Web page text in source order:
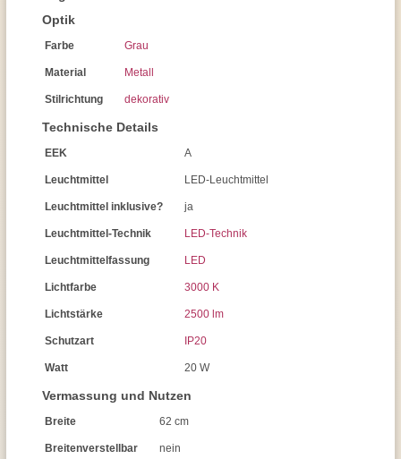
Optik
Farbe Grau
Material Metall
Stilrichtung dekorativ
Technische Details
EEK A
Leuchtmittel LED-Leuchtmittel
Leuchtmittel inklusive? ja
Leuchtmittel-Technik LED-Technik
Leuchtmittelfassung LED
Lichtfarbe 3000 K
Lichtstärke 2500 lm
Schutzart IP20
Watt 20 W
Vermassung und Nutzen
Breite 62 cm
Breitenverstellbar nein